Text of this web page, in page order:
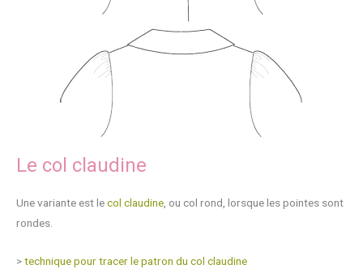
Le col claudine
Une variante est lecol claudine, ou col rond, lorsque les pointes sont
rondes.
>technique pour tracer le patron du col claudine